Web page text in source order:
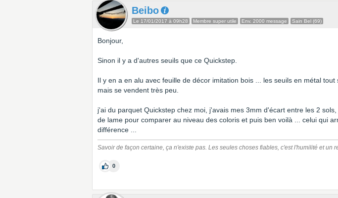
Beibo
Le 17/01/2017 à 09h28 Membre super utile Env. 2000 message Sain Bel (69)
Bonjour,
Sinon il y a d'autres seuils que ce Quickstep.
Il y en a en alu avec feuille de décor imitation bois ... les seuils en métal
mais se vendent très peu.
j'ai du parquet Quickstep chez moi, j'avais mes 3mm d'écart entre les 2
de lame pour comparer au niveau des coloris et puis ben voilà ... celui qui
différence ...
Savoir de façon certaine, ça n'existe pas. Les seules choses fiables, c'est l'humilité et un
0